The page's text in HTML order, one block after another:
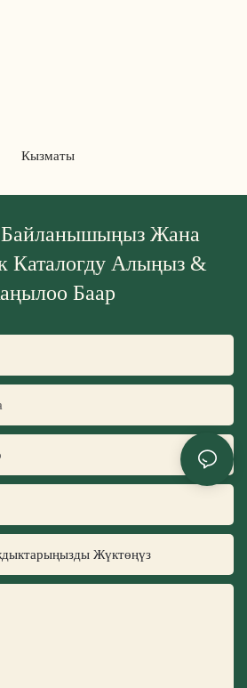
Кызматы
Жана
Каталогду Алыңыз &
Баар
Жүктөңүз